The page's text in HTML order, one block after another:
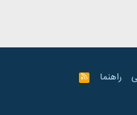
راهنما
R
S